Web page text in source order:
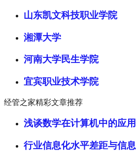
山东凯文科技职业学院
湘潭大学
河南大学民生学院
宜宾职业技术学院
经管之家精彩文章推荐
浅谈数学在计算机中的应用
行业信息化水平差距与信息